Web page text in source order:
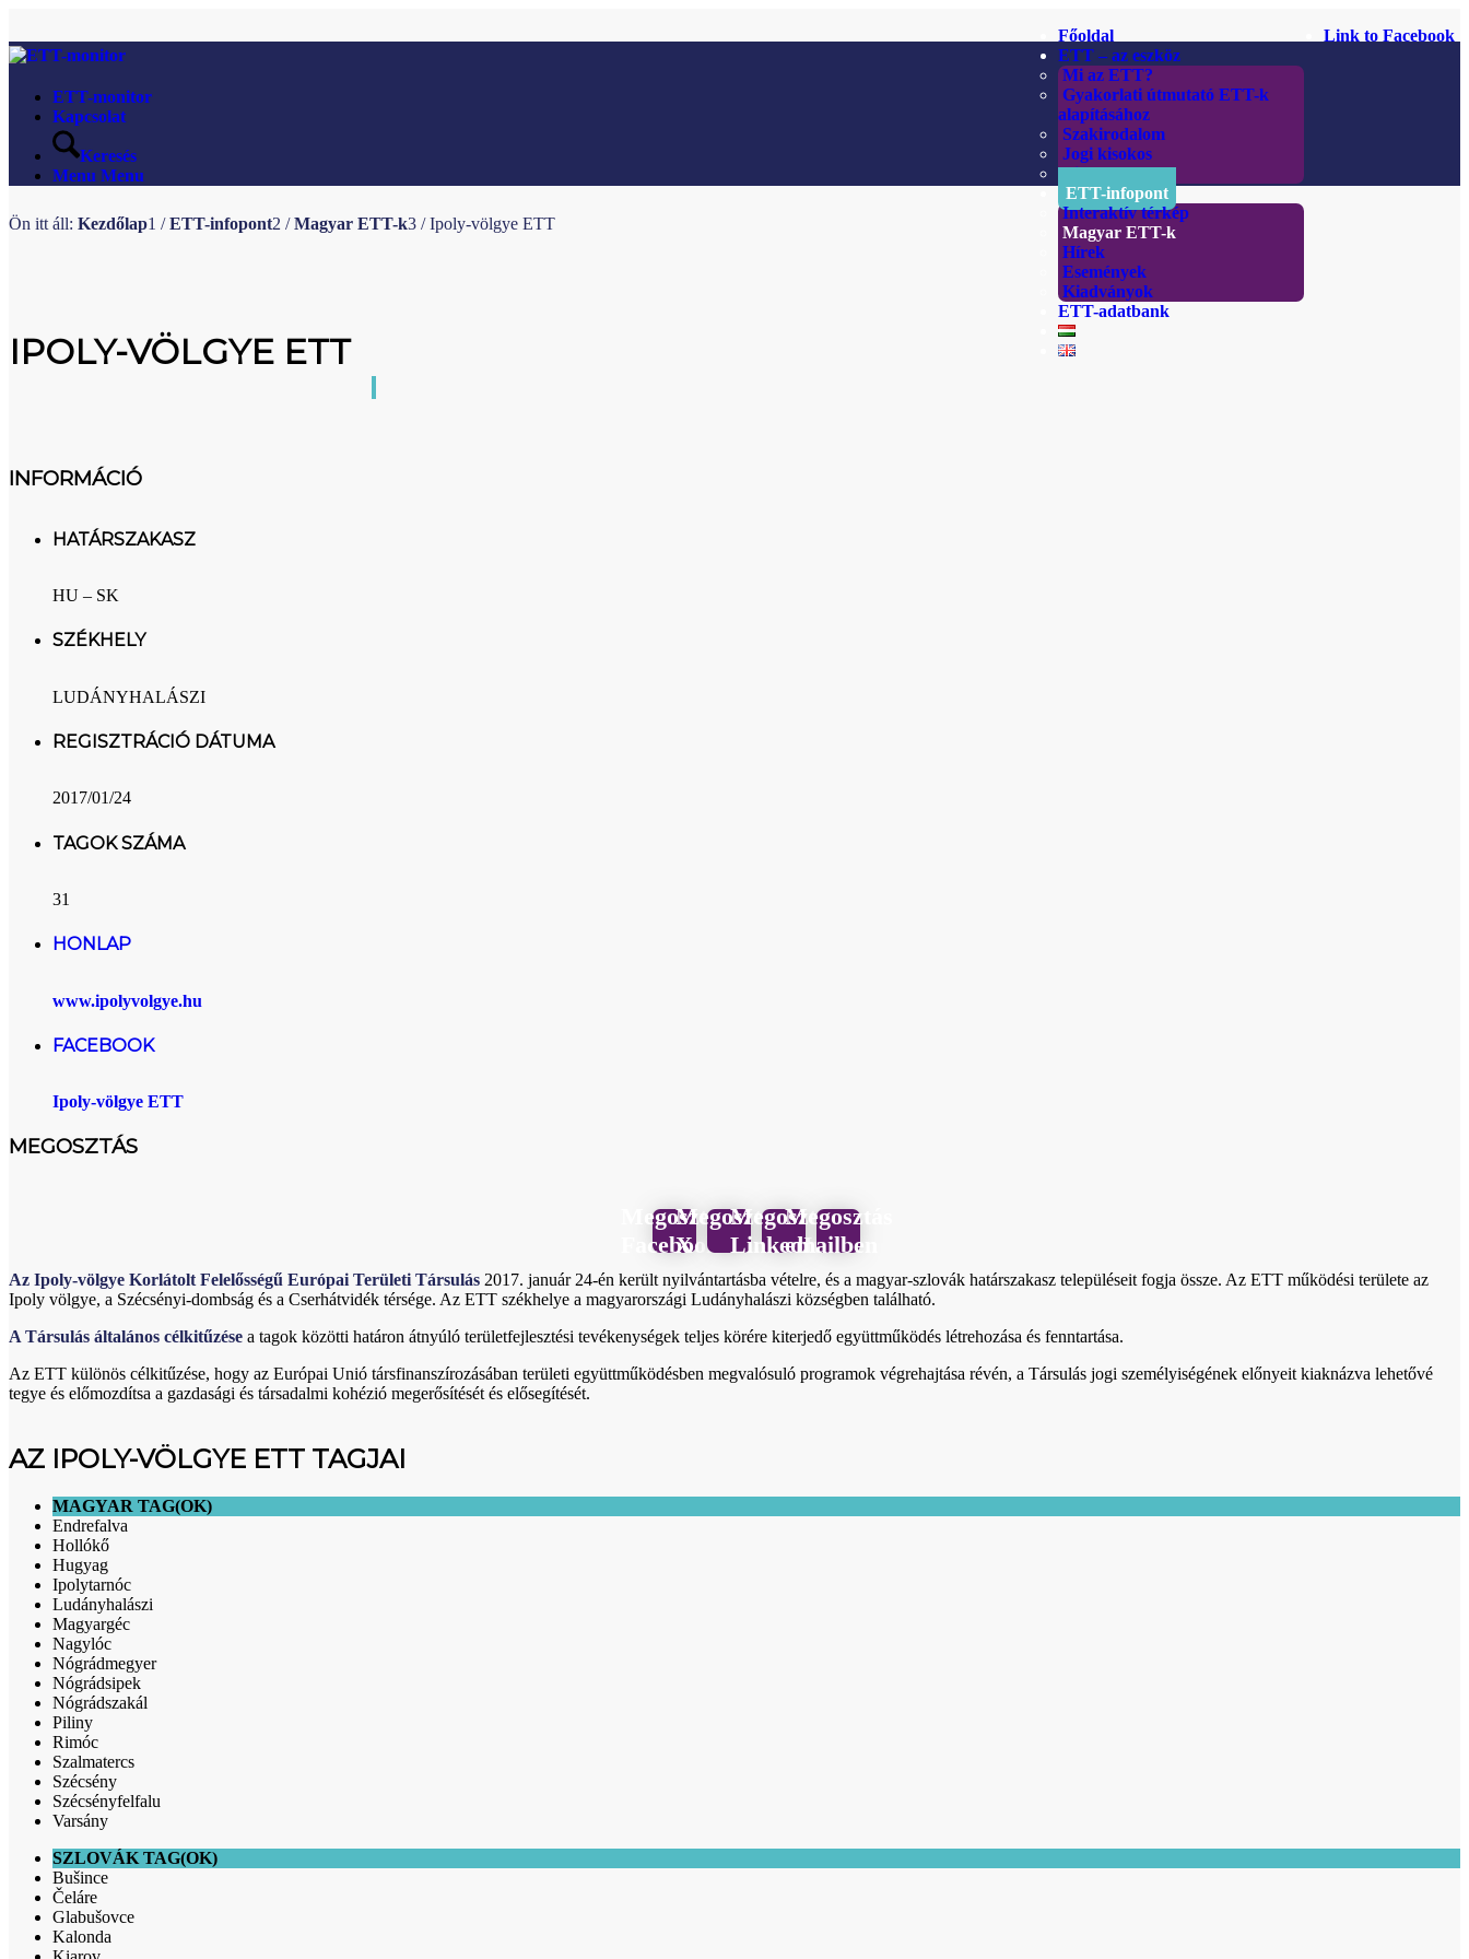
Link to Facebook
Főoldal
ETT – az eszköz
Mi az ETT?
Gyakorlati útmutató ETT-k
alapításához
Szakirodalom
Jogi kisokos
Linkek
ETT-infopont
Interaktív térkép
Magyar ETT-k
Hírek
Események
Kiadványok
ETT-adatbank
ETT-monitor
Kapcsolat
Keresés
Menu Menu
Ön itt áll: Kezdőlap1 / ETT-infopont2 / Magyar ETT-k3 / Ipoly-völgye ETT
IPOLY-VÖLGYE ETT
INFORMÁCIÓ
HATÁRSZAKASZ
HU – SK
SZÉKHELY
LUDÁNYHALÁSZI
REGISZTRÁCIÓ DÁTUMA
2017/01/24
TAGOK SZÁMA
31
HONLAP
www.ipolyvolgye.hu
FACEBOOK
Ipoly-völgye ETT
MEGOSZTÁS
Megosztás
Facebook
Megosztás
X
Megosztás
LinkedIn
Megosztás
emailben
Az Ipoly-völgye Korlátolt Felelősségű Európai Területi Társulás 2017. január 24-én került nyilvántartásba vételre, és a magyar-szlovák határszakasz településeit fogja össze. Az ETT működési területe az
Ipoly völgye, a Szécsényi-dombság és a Cserhátvidék térsége. Az ETT székhelye a magyarországi Ludányhalászi községben található.
A Társulás általános célkitűzése a tagok közötti határon átnyúló területfejlesztési tevékenységek teljes körére kiterjedő együttműködés létrehozása és fenntartása.
Az ETT különös célkitűzése, hogy az Európai Unió társfinanszírozásában területi együttműködésben megvalósuló programok végrehajtása révén, a Társulás jogi személyiségének előnyeit kiaknázva lehetővé
tegye és előmozdítsa a gazdasági és társadalmi kohézió megerősítését és elősegítését.
AZ IPOLY-VÖLGYE ETT TAGJAI
MAGYAR TAG(OK)
Endrefalva
Hollókő
Hugyag
Ipolytarnóc
Ludányhalászi
Magyargéc
Nagylóc
Nógrádmegyer
Nógrádsipek
Nógrádszakál
Piliny
Rimóc
Szalmatercs
Szécsény
Szécsényfelfalu
Varsány
SZLOVÁK TAG(OK)
Bušince
Čeláre
Glabušovce
Kalonda